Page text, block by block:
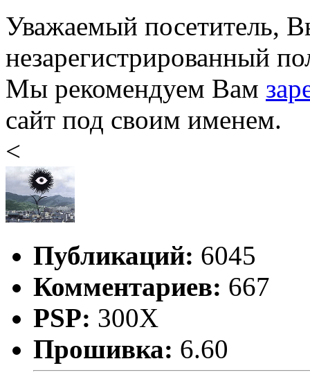
Уважаемый посетитель,
незарегистрированный
Мы рекомендуем Вам
сайт под своим именем.
<
Публикаций: 6045
Комментариев: 667
PSP: 300X
Прошивка: 6.60